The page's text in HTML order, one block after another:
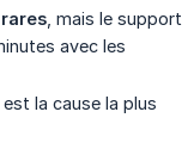
, mais le support
avec les
la cause la plus